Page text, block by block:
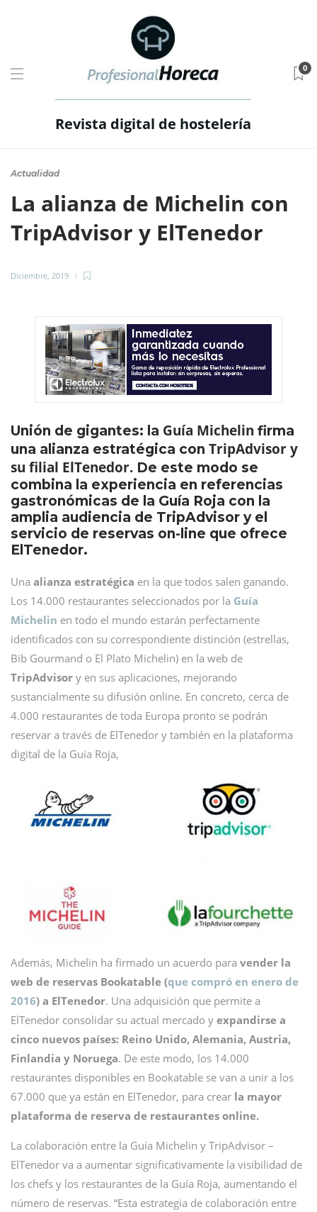
Revista digital de hostelería
0
Actualidad
La alianza de Michelin con
TripAdvisor y ElTenedor
Diciembre, 2019
Unión de gigantes: la Guía Michelin firma
una alianza estratégica con TripAdvisor y
su filial ElTenedor. De este modo se
combina la experiencia en referencias
gastronómicas de la Guía Roja con la
amplia audiencia de TripAdvisor y el
servicio de reservas on-line que ofrece
ElTenedor.
Una alianza estratégica en la que todos salen ganando.
Los 14.000 restaurantes seleccionados por la Guía
Michelin en todo el mundo estarán perfectamente
identificados con su correspondiente distinción (estrellas,
Bib Gourmand o El Plato Michelin) en la web de
TripAdvisor y en sus aplicaciones, mejorando
sustancialmente su difusión online. En concreto, cerca de
4.000 restaurantes de toda Europa pronto se podrán
reservar a través de ElTenedor y también en la plataforma
digital de la Guía Roja,
Además, Michelin ha firmado un acuerdo para vender la
web de reservas Bookatable (que compró en enero de
2016) a ElTenedor. Una adquisición que permite a
ElTenedor consolidar su actual mercado y expandirse a
cinco nuevos países: Reino Unido, Alemania, Austria,
Finlandia y Noruega. De este modo, los 14.000
restaurantes disponibles en Bookatable se van a unir a los
67.000 que ya están en ElTenedor, para crear la mayor
plataforma de reserva de restaurantes online.
La colaboración entre la Guía Michelin y TripAdvisor –
ElTenedor va a aumentar significativamente la visibilidad de
los chefs y los restaurantes de la Guía Roja, aumentando el
número de reservas. “Esta estrategia de colaboración entre